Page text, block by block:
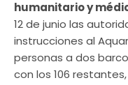
humanitario y
12 de junio las
instrucciones al
personas a dos
con los 106